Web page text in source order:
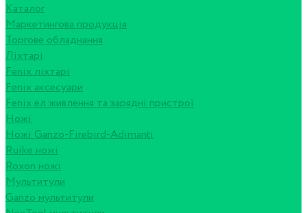
Каталог
Маркетингова продукція
Торгове обладнання
Ліхтарі
Fenix ліхтарі
Fenix аксесуари
Fenix ел живлення та зарядні пристрої
Ножі
Ножі Ganzo-Firebird-Adimanti
Ruike ножі
Roxon ножi
Мультитули
Ganzo мультитули